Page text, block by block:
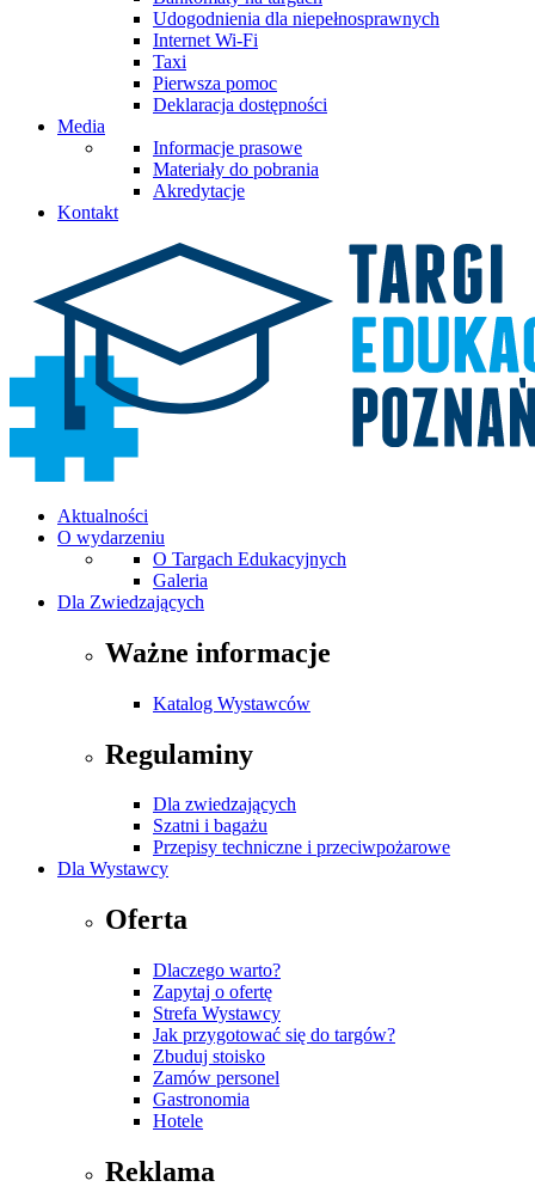
Udogodnienia dla niepełnosprawnych
Internet Wi-Fi
Taxi
Pierwsza pomoc
Deklaracja dostępności
Media
Informacje prasowe
Materiały do pobrania
Akredytacje
Kontakt
Aktualności
O wydarzeniu
O Targach Edukacyjnych
Galeria
Dla Zwiedzających
Ważne informacje
Katalog Wystawców
Regulaminy
Dla zwiedzających
Szatni i bagażu
Przepisy techniczne i przeciwpożarowe
Dla Wystawcy
Oferta
Dlaczego warto?
Zapytaj o ofertę
Strefa Wystawcy
Jak przygotować się do targów?
Zbuduj stoisko
Zamów personel
Gastronomia
Hotele
Reklama